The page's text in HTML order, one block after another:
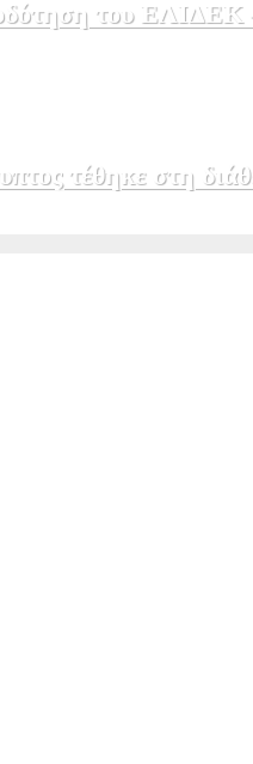
του ΕΛΙΔΕΚ –
τέθηκε στη